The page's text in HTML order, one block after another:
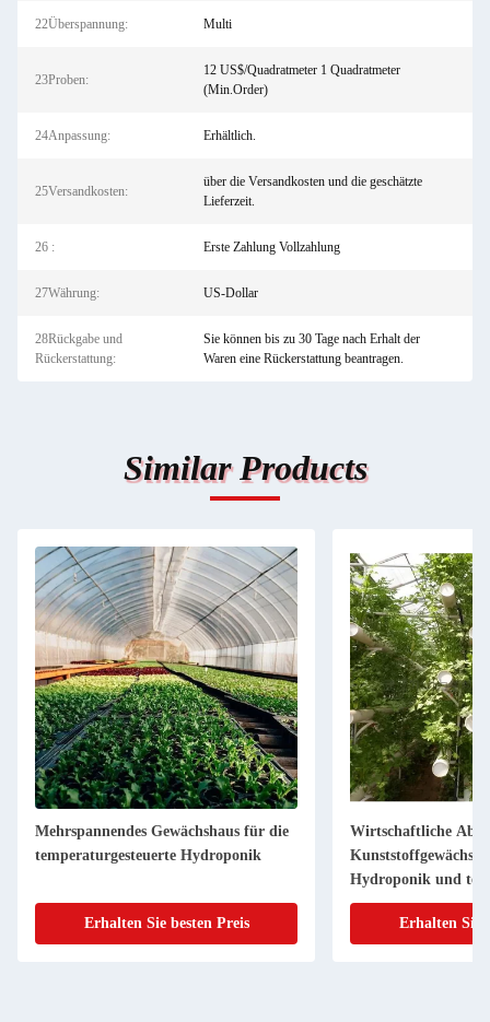
22Überspannung: Multi
23Proben:
12 US$/Quadratmeter 1 Quadratmeter
(Min.Order)
24Anpassung: Erhältlich.
25Versandkosten:
über die Versandkosten und die geschätzte
Lieferzeit.
26 : Erste Zahlung Vollzahlung
27Währung: US-Dollar
28Rückgabe und
Rückerstattung:
Sie können bis zu 30 Tage nach Erhalt der
Waren eine Rückerstattung beantragen.
Similar Products
Mehrspannendes Gewächshaus für die
temperaturgesteuerte Hydroponik
Erhalten Sie besten Preis
Wirtschaftliche
Hydroponik und
Erhalten Sie